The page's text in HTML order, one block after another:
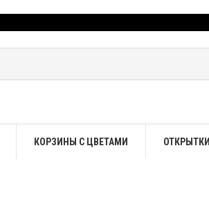
КОРЗИНЫ С ЦВЕТАМИ ОТКРЫТКИ